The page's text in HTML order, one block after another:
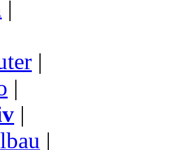
|
|
|
|
|